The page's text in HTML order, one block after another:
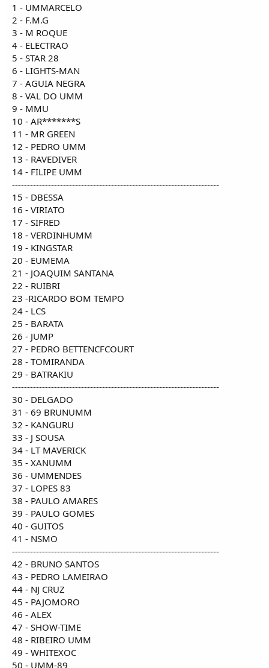
1 - UMMARCELO
2 - F.M.G
3 - M ROQUE
4 - ELECTRAO
5 - STAR 28
6 - LIGHTS-MAN
7 - AGUIA NEGRA
8 - VAL DO UMM
9 - MMU
10 - AR*******S
11 - MR GREEN
12 - PEDRO UMM
13 - RAVEDIVER
14 - FILIPE UMM
---------------------------------------------------------------------
15 - DBESSA
16 - VIRIATO
17 - SIFRED
18 - VERDINHUMM
19 - KINGSTAR
20 - EUMEMA
21 - JOAQUIM SANTANA
22 - RUIBRI
23 -RICARDO BOM TEMPO
24 - LCS
25 - BARATA
26 - JUMP
27 - PEDRO BETTENCFCOURT
28 - TOMIRANDA
29 - BATRAKIU
---------------------------------------------------------------------
30 - DELGADO
31 - 69 BRUNUMM
32 - KANGURU
33 - J SOUSA
34 - LT MAVERICK
35 - XANUMM
36 - UMMENDES
37 - LOPES 83
38 - PAULO AMARES
39 - PAULO GOMES
40 - GUITOS
41 - NSMO
---------------------------------------------------------------------
42 - BRUNO SANTOS
43 - PEDRO LAMEIRAO
44 - NJ CRUZ
45 - PAJOMORO
46 - ALEX
47 - SHOW-TIME
48 - RIBEIRO UMM
49 - WHITEXOC
50 - UMM-89